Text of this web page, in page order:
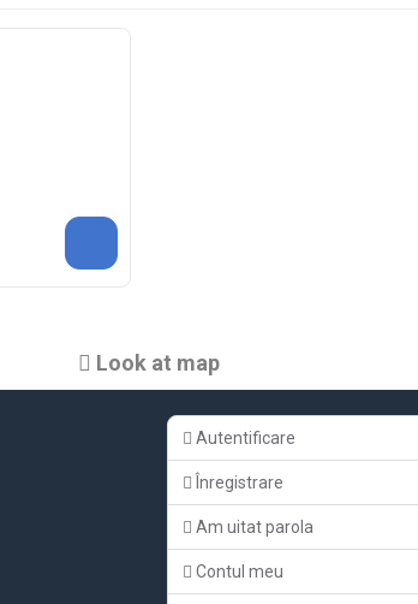
Look at map
Autentificare
Înregistrare
Am uitat parola
Contul meu